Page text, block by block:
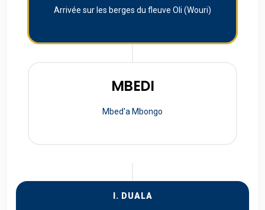
Arrivée sur les berges du fleuve Oli (Wouri)
MBEDI
Mbed'a Mbongo
I. DUALA